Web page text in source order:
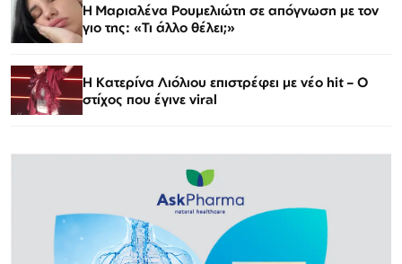
H Μαριαλένα Ρουμελιώτη σε απόγνωση με τον
γιο της: «Τι άλλο θέλει;»
Η Κατερίνα Λιόλιου επιστρέφει με νέο hit – Ο
στίχος που έγινε viral